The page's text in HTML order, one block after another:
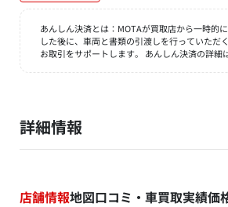
あんしん決済とは：MOTAが買取店から一時的
した後に、車両と書類の引渡しを行っていただ
お取引をサポートします。 あんしん決済の詳細
詳細情報
店舗情報地図口コミ・車買取実績価